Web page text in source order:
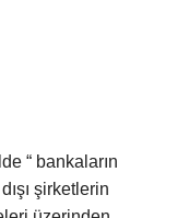
“ bankaların
şirketlerin